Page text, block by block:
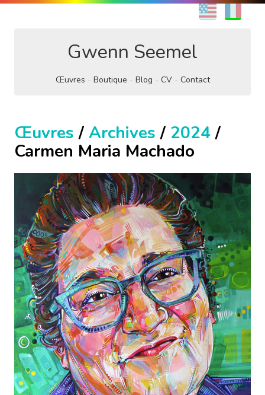
EN
Gwenn Seemel
Œuvres Boutique Blog CV Contact
Œuvres / Archives / 2024/
Carmen Maria Machado